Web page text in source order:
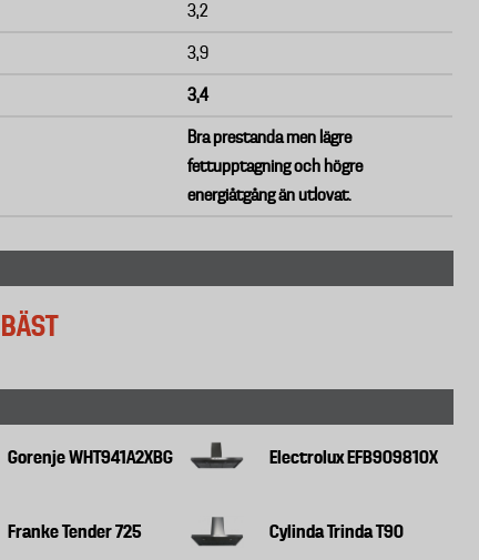
3,2
3,9
3,4
Bra prestanda men lägre
fettupptagning och högre
energiåtgång än utlovat.
Gorenje WHT941A2XBG Electrolux EFB90981OX
Franke Tender 725 Cylinda Trinda T90